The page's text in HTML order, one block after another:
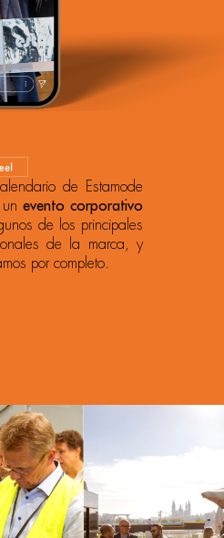
de Estamode
unevento corporativo
de los principales
de la marca, y
por completo.